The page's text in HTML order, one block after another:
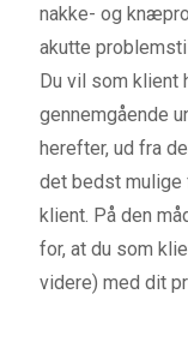
nakke- og
akutte
Du vil som klient
gennemgående
herefter, ud fra
det bedst mulige
klient. På den
for, at du som
videre) med dit